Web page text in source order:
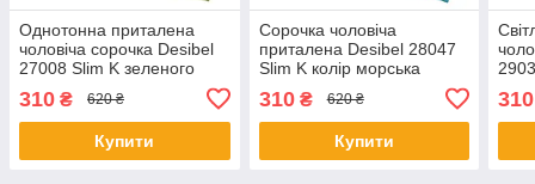
Однотонна приталена
чоловіча сорочка Desibel
27008 Slim K зеленого
310 ₴ 620 ₴
Купити
Сорочка чоловіча
приталена Desibel 28047
Slim K колір морська
310₴ 620 ₴
Купити
310